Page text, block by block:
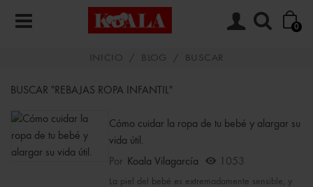
0
INICIO / BLOG / BUSCAR
BUSCAR "REBAJAS ROPA INFANTIL"
Cómo cuidar la ropa de tu bebé y alargar su
vida útil.
Por
Koala Vilagarcía 1053
La piel del bebé es extremadamente sensible, y